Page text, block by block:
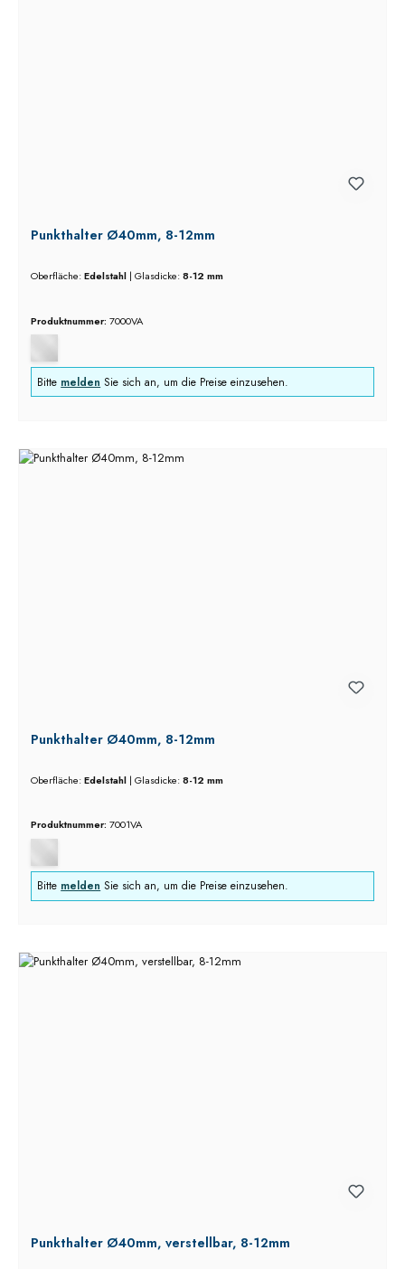
Punkthalter Ø40mm, 8-12mm
Oberfläche:Edelstahl | Glasdicke:8-12 mm
Produktnummer: 7000VA
Bitte melden Sie sich an, um die Preise einzusehen.
Punkthalter Ø40mm, 8-12mm
Oberfläche:Edelstahl | Glasdicke:8-12 mm
Produktnummer: 7001VA
Bitte melden Sie sich an, um die Preise einzusehen.
Punkthalter Ø40mm, verstellbar, 8-12mm